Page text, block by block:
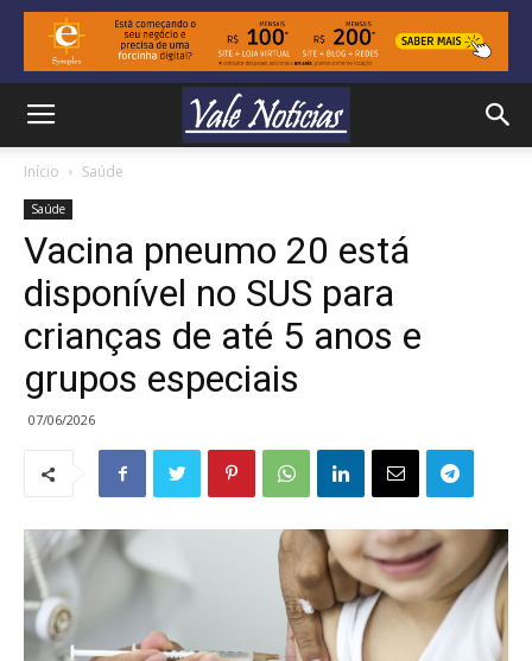
Início Saúde
Saúde
Vacina pneumo 20 está
disponível no SUS para
crianças de até 5 anos e
grupos especiais
07/06/2026